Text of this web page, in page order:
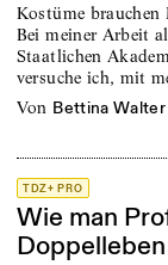
Kostüme
Bei meiner Arbeit
Staatlichen
versuche ich, mit
von Bettina Walter
TDZ+ PRO
Wie man
Doppelleben